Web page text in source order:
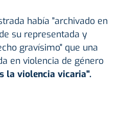
había "archivado en
su representada y
gravísimo" que una
en violencia de género
la violencia vicaria".